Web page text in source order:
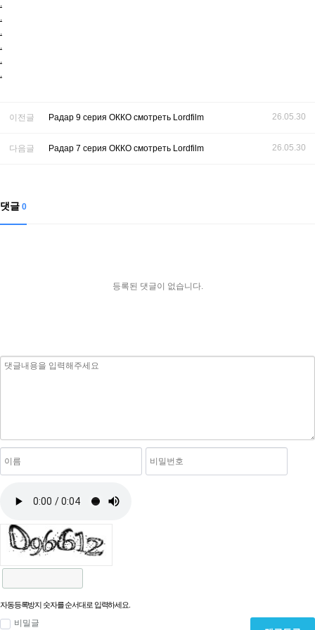
이전글 Радар 9 серия ОККО смотреть Lordfilm 26.05.30
다음글 Радар 7 серия ОККО смотреть Lordfilm 26.05.30
댓글 0
등록된 댓글이 없습니다.
자동등록방지 숫자를 순서대로 입력하세요.
비밀글